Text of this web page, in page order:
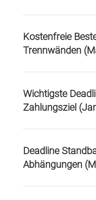
Kostenfreie
Trennwänden
Wichtigste
Zahlungsziel
Deadline
Abhängungen